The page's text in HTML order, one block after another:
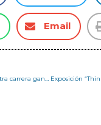
Email